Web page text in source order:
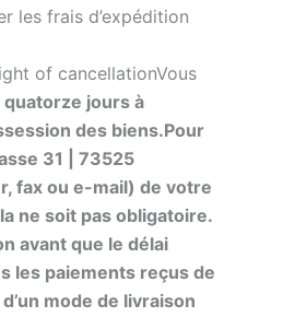
les frais d’expédition
of cancellationVous
quatorze jours à
des biens.Pour
31 | 73525
fax ou e-mail) de votre
ne soit pas obligatoire.
avant que le délai
les paiements reçus de
mode de livraison